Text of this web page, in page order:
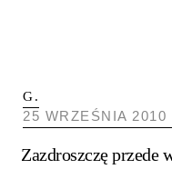
G.
25 WRZEŚNIA 2010
Zazdroszczę przede